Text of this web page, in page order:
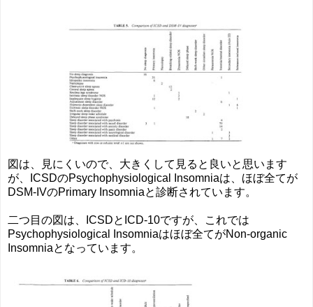
図は、見にくいので、大きくして見ると良いと思います
が、ICSDのPsychophysiological Insomniaは、ほぼ全てが
DSM-IVのPrimary Insomniaと診断されています。
二つ目の図は、ICSDとICD-10ですが、これでは
Psychophysiological Insomniaはほぼ全てがNon-organic
Insomniaとなっています。